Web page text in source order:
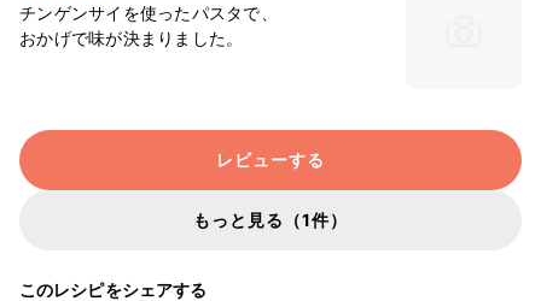
チンゲンサイを使ったパスタで、
おかげで味が決まりました。
レビューする
もっと見る（1件）
このレシピをシェアする